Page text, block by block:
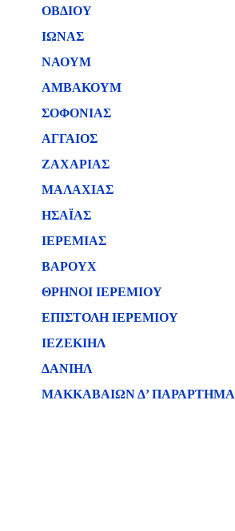
ΟΒΔΙΟΥ
ΙΩΝΑΣ
ΝΑΟΥΜ
ΑΜΒΑΚΟΥΜ
ΣΟΦΟΝΙΑΣ
ΑΓΓΑΙΟΣ
ΖΑΧΑΡΙΑΣ
ΜΑΛΑΧΙΑΣ
ΗΣΑΪΑΣ
ΙΕΡΕΜΙΑΣ
ΒΑΡΟΥΧ
ΘΡΗΝΟΙ ΙΕΡΕΜΙΟΥ
ΕΠΙΣΤΟΛΗ ΙΕΡΕΜΙΟΥ
ΙΕΖΕΚΙΗΛ
ΔΑΝΙΗΛ
ΜΑΚΚΑΒΑΙΩΝ Δ’ ΠΑΡΑΡΤΗΜΑ